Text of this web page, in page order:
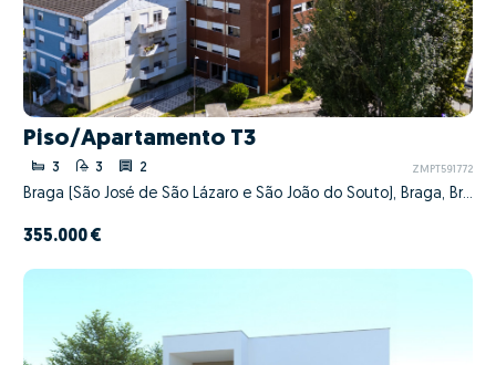
Piso/Apartamento T3
3 3 2 ZMPT591772
Braga (São José de São Lázaro e São João do Souto), Braga, Braga
355.000 €